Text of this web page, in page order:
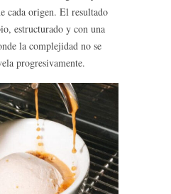
cada origen. El resultado
estructurado y con una
la complejidad no se
progresivamente.